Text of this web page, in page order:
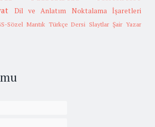
Dil ve Anlatım
Noktalama İşaretleri
Sözel Mantık Türkçe Dersi Slaytlar Şair Yazar